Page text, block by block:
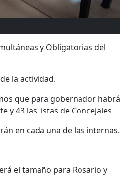
y Obligatorias del
la actividad.
que para gobernador habrá
y 43 las listas de Concejales.
en cada una de las internas.
el tamaño para Rosario y